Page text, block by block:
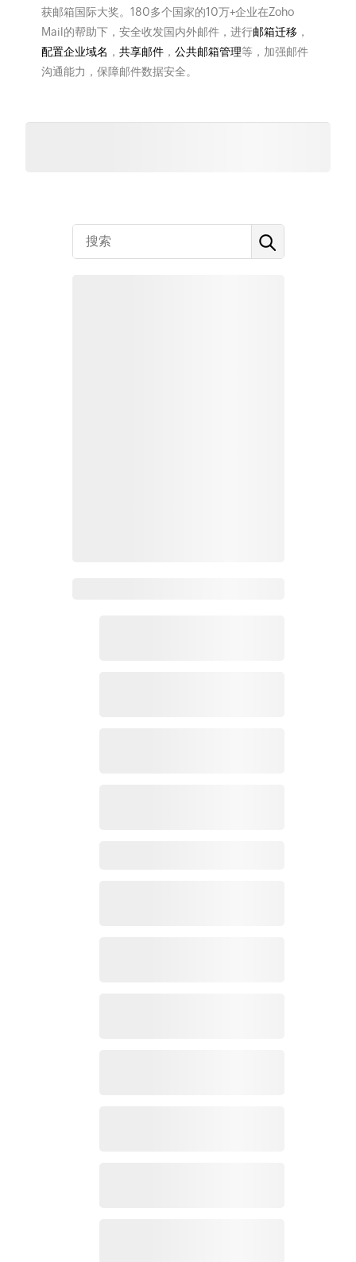
获邮箱国际大奖。180多个国家的10万+企业在Zoho
Mail的帮助下，安全收发国内外邮件，进行邮箱迁移 ，
配置企业域名 ， 共享邮件， 公共邮箱管理等，加强邮件
沟通能力，保障邮件数据安全。